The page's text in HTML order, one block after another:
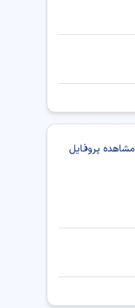
مشاهده پروفایل